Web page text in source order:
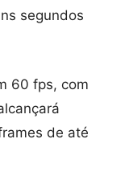
segundos
60 fps, com
de até